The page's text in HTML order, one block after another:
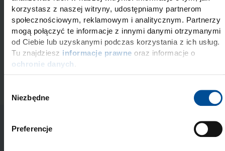
korzystasz z naszej witryny, udostępniamy partnerom
społecznościowym, reklamowym i analitycznym. Partnerzy
mogą połączyć te informacje z innymi danymi otrzymanymi
od Ciebie lub uzyskanymi podczas korzystania z ich usług.
Tu znajdziesz informacje prawne oraz informacje o
ochronie danych
Niezbędne
Preferencje
Prześlij